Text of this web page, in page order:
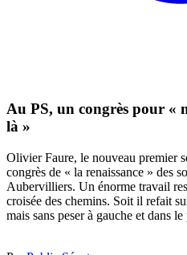
Au PS, un congrès pour «
là »
Olivier Faure, le nouveau premier
congrès de « la renaissance » des
Aubervilliers. Un énorme travail
croisée des chemins. Soit il refait
mais sans peser à gauche et dans le